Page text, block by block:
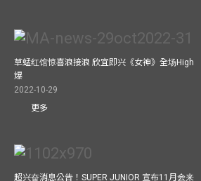
草蜢红馆惊喜浪接浪 欣宜即兴《女神》全场High
爆
2022-10-29
更多
超兴奋消息公告！SUPER JUNIOR 宣布11月会来